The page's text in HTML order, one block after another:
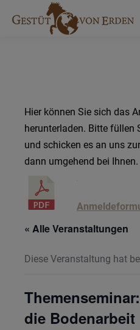
Hier können Sie sich das
herunterladen. Bitte füllen
und schicken es an uns
dann umgehend bei Ihnen.
« Alle Veranstaltungen
Diese Veranstaltung hat
die Bodenarbeit